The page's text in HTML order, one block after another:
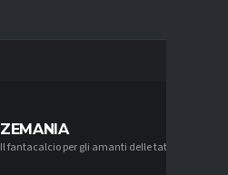
ZEMANIA
Il fantacalcio per gli amanti delle tattiche